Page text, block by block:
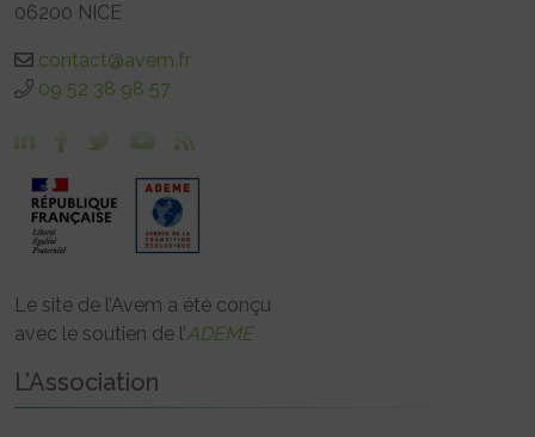
06200 NICE
contact@avem.fr
09 52 38 98 57
Le site de l’Avem a été conçu
avec le soutien de l’ADEME
L’Association